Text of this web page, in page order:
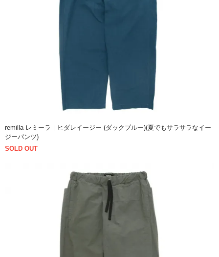
remilla レミーラ｜ヒダレイージー (ダックブルー)(夏でもサラサラなイー
ジーパンツ)
SOLD OUT